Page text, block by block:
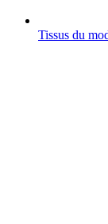
Tissus du